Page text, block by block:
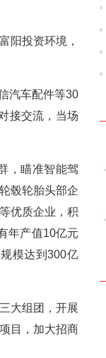
阳投资环境，
汽车配件等30
接交流，当场
，瞄准智能驾
毂轮胎头部企
优质企业，积
年产值10亿元
模达到300亿
大组团，开展
目，加大招商